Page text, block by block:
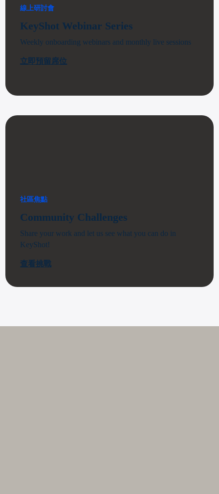
線上研討會
KeyShot Webinar Series
Weekly onboarding webinars and monthly live sessions
立即預留席位
社區焦點
Community Challenges
Share your work and let us see what you can do in
KeyShot!
查看挑戰